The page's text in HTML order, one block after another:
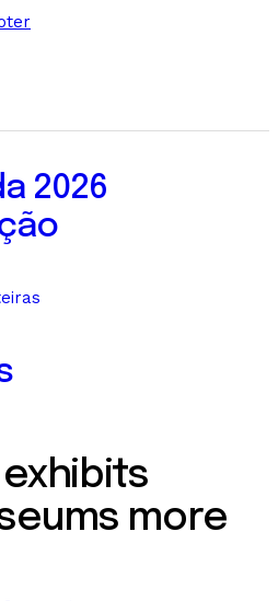
2026
more